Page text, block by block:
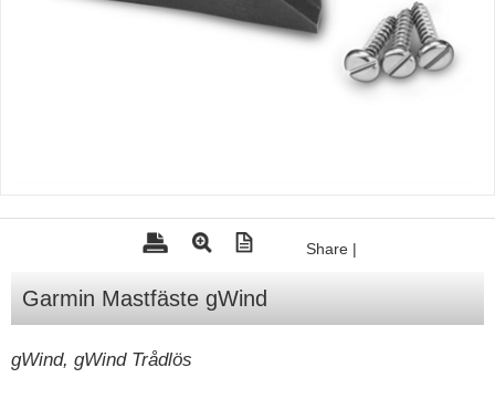
Tohatsu - Utombordare
Mercury Servicedelar
Lowrance
Humminbird
Share |
Garmin Mastfäste gWind
gWind, gWind Trådlös